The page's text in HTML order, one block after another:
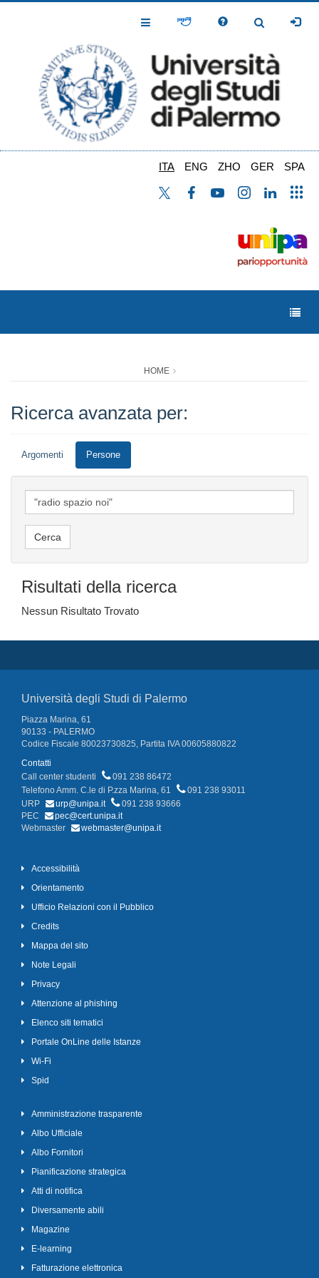
Toggle
Toggle
ITA ENG ZHO GER SPA
HOME
Ricerca avanzata per:
Argomenti Persone
Risultati della ricerca
Nessun Risultato Trovato
Università degli Studi di Palermo
Piazza Marina, 61
90133 - PALERMO
Codice Fiscale 80023730825, Partita IVA 00605880822
Contatti
Call center studenti
091 238 86472
Telefono Amm. C.le di P.zza Marina, 61
091 238 93011
URP
urp@unipa.it
091 238 93666
PEC
pec@cert.unipa.it
Webmaster
webmaster@unipa.it
Accessibilità
Orientamento
Ufficio Relazioni con il Pubblico
Credits
Mappa del sito
Note Legali
Privacy
Attenzione al phishing
Elenco siti tematici
Portale OnLine delle Istanze
Wi-Fi
Spid
Amministrazione trasparente
Albo Ufficiale
Albo Fornitori
Pianificazione strategica
Atti di notifica
Diversamente abili
Magazine
E-learning
Fatturazione elettronica